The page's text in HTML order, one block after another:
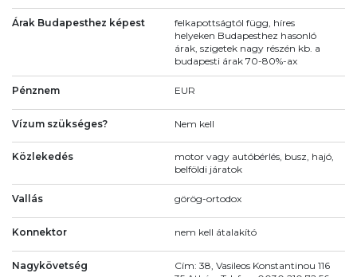
Árak Budapesthez képest
felkapottságtól függ, híres
helyeken Budapesthez hasonló
árak, szigetek nagy részén kb. a
budapesti árak 70-80%-ax
Pénznem EUR
Vízum szükséges? Nem kell
Közlekedés
motor vagy autóbérlés, busz, hajó,
belföldi járatok
Vallás görög-ortodox
Konnektor nem kell átalakító
Nagykövetség
Cím: 38, Vasileos Konstantinou 116